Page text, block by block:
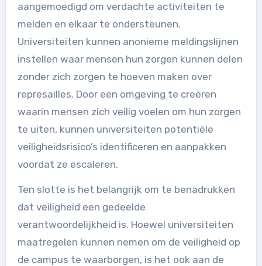
aangemoedigd om verdachte activiteiten te
melden en elkaar te ondersteunen.
Universiteiten kunnen anonieme meldingslijnen
instellen waar mensen hun zorgen kunnen delen
zonder zich zorgen te hoeven maken over
represailles. Door een omgeving te creëren
waarin mensen zich veilig voelen om hun zorgen
te uiten, kunnen universiteiten potentiële
veiligheidsrisico’s identificeren en aanpakken
voordat ze escaleren.
Ten slotte is het belangrijk om te benadrukken
dat veiligheid een gedeelde
verantwoordelijkheid is. Hoewel universiteiten
maatregelen kunnen nemen om de veiligheid op
de campus te waarborgen, is het ook aan de